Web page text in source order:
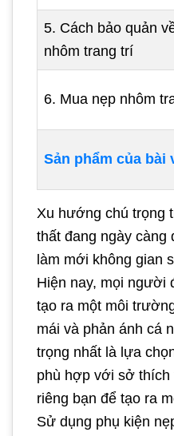
5. Cách bảo quản
nhôm trang trí
6. Mua nẹp nhôm
Sản phẩm của bài
Xu hướng chú trọng
thất đang ngày
làm mới không gian
Hiện nay, mọi người
tạo ra một môi
mái và phản ánh cá
trọng nhất là lựa
phù hợp với sở thích
riêng bạn để tạo ra
Sử dụng phụ kiện